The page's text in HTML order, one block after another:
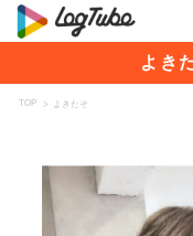
よき
TOP > よきたそ